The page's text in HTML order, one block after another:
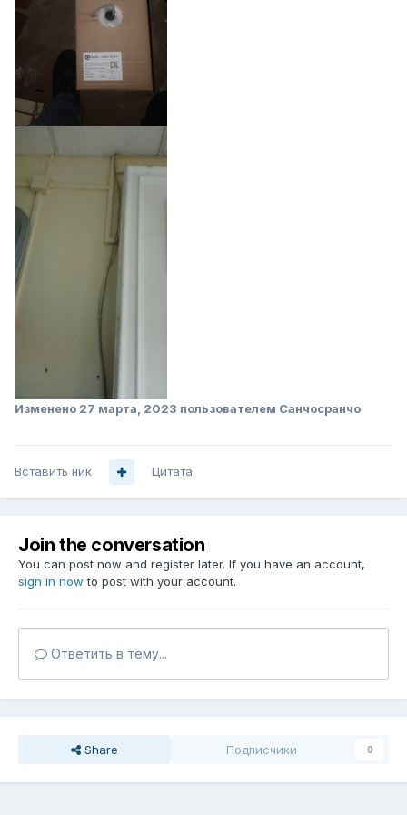
Изменено 27 марта, 2023 пользователем Санчосранчо
Вставить ник Цитата
Join the conversation
You can post now and register later. If you have an account,
sign in now to post with your account.
Ответить в тему...
Share Подписчики 0